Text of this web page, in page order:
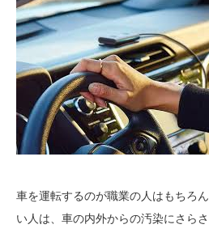
車を運転するのが職業の人はもちろ
い人は、車の内外からの汚染にさら